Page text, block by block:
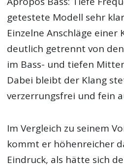
getestete Modell sehr
Einzelne Anschläge einer
deutlich getrennt von
im Bass- und tiefen
Dabei bleibt der Klang
verzerrungsfrei und fein
Im Vergleich zu seinem
kommt er höhenreicher
Eindruck, als hätte sich